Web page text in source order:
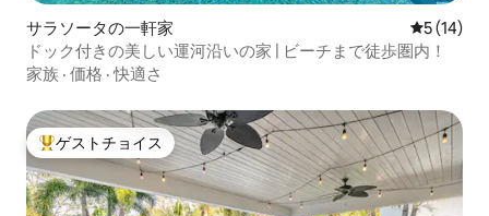
サラソータの一軒家 レビュー
5 (14)
ドック付きの美しい運河沿いの家 | ビーチまで徒歩圏内！
家族 · 価格 ·快適さ
大好評のゲストチョイスです。
ゲストチョイス